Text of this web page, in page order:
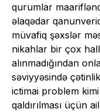
qurumlar
əlaqədar
müvafiq şəxslər
nikahlar bir çox
alınmadığından
səviyyəsində
ictimai problem
qaldırılması üçün